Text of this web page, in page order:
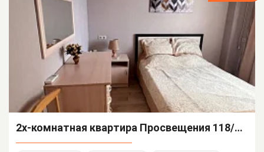
2х-комнатная квартира Просвещения 118/1 кв 32